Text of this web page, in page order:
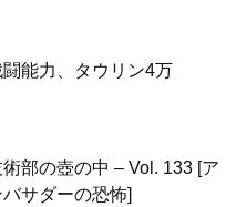
闘能力、タウリン4万
部の壺の中 – Vol. 133 [ア
バサダーの恐怖]